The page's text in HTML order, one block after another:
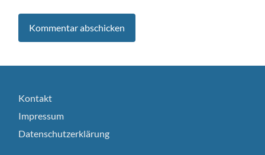
Kontakt
Impressum
Datenschutzerklärung